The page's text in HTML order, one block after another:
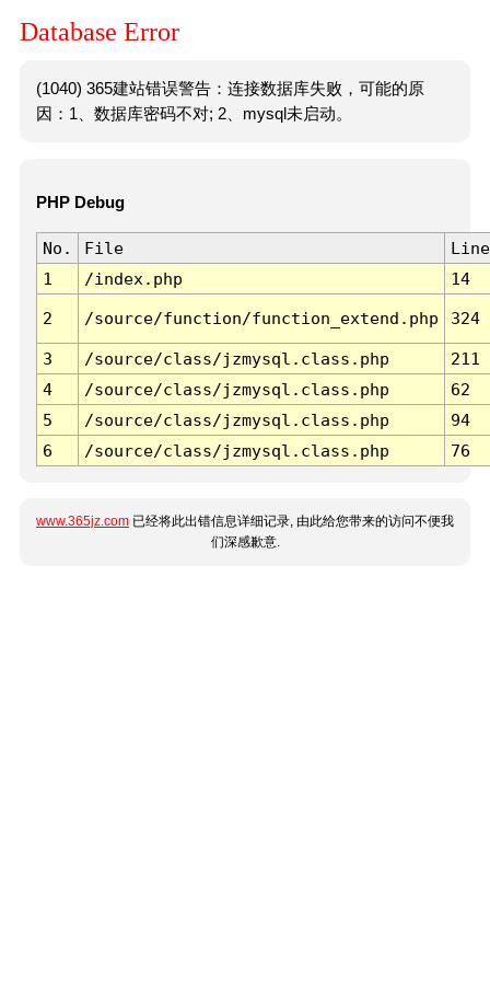
Database Error
(1040) 365建站错误警告：连接数据库失败，可能的原
因：1、数据库密码不对; 2、mysql未启动。
PHP Debug
No. File
Line
1
/index.php 14
2 /source/function/function_extend.php 324
3 /source/class/jzmysql.class.php
211
4
/source/class/jzmysql.class.php
62
5
/source/class/jzmysql.class.php
94
6
/source/class/jzmysql.class.php 76
www.365jz.com 已经将此出错信息详细记录, 由此给您带来的访问不便我
们深感歉意.